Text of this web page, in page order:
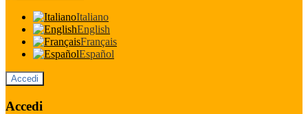
Italiano
English
Français
Español
Accedi
Accedi